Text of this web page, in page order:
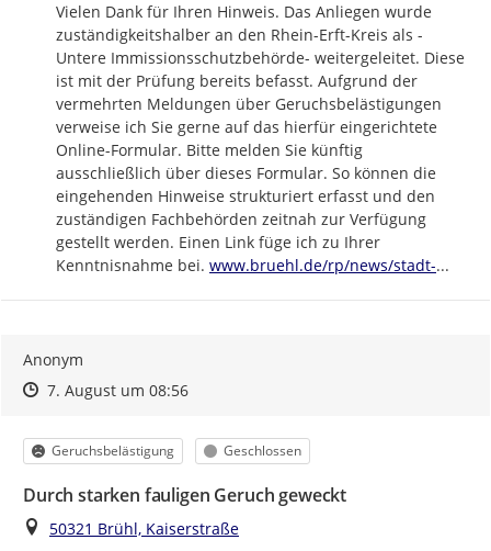
Vielen Dank für Ihren Hinweis. Das Anliegen wurde
zuständigkeitshalber an den Rhein-Erft-Kreis als -
Untere Immissionsschutzbehörde- weitergeleitet. Diese
ist mit der Prüfung bereits befasst. Aufgrund der
vermehrten Meldungen über Geruchsbelästigungen
verweise ich Sie gerne auf das hierfür eingerichtete
Online-Formular. Bitte melden Sie künftig
ausschließlich über dieses Formular. So können die
eingehenden Hinweise strukturiert erfasst und den
zuständigen Fachbehörden zeitnah zur Verfügung
gestellt werden. Einen Link füge ich zu Ihrer
Kenntnisnahme bei. https://
www.bruehl.de/rp/news/stadt-...
Anonym
Zeitpunkt des Erstellens
Zeitpunkt des Erstellens
7. August um 08:56Zur Äußerung
Kategorie
Geruchsbelästigung Status
Geschlossen
Durch starken fauligen Geruch geweckt
Ort
50321 Brühl, Kaiserstraße